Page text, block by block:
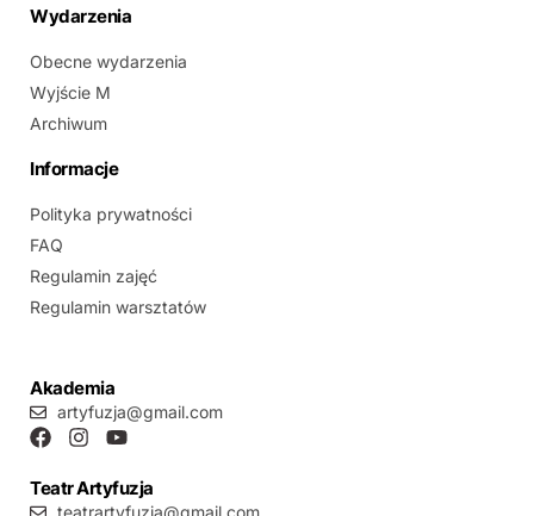
Wydarzenia
Obecne wydarzenia
Wyjście M
Archiwum
Informacje
Polityka prywatności
FAQ
Regulamin zajęć
Regulamin warsztatów
Akademia
artyfuzja@gmail.com
Teatr Artyfuzja
teatrartyfuzja@gmail.com